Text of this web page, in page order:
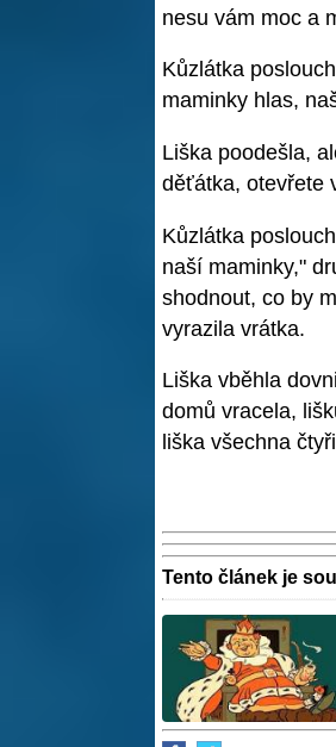
nesu vám moc a
Kůzlátka
maminky hlas,
Liška poodešla,
děťátka, otevřete
Kůzlátka
naší maminky,"
shodnout, co by
vyrazila vrátka.
Liška vběhla
domů vracela,
liška všechna
Tento článek je